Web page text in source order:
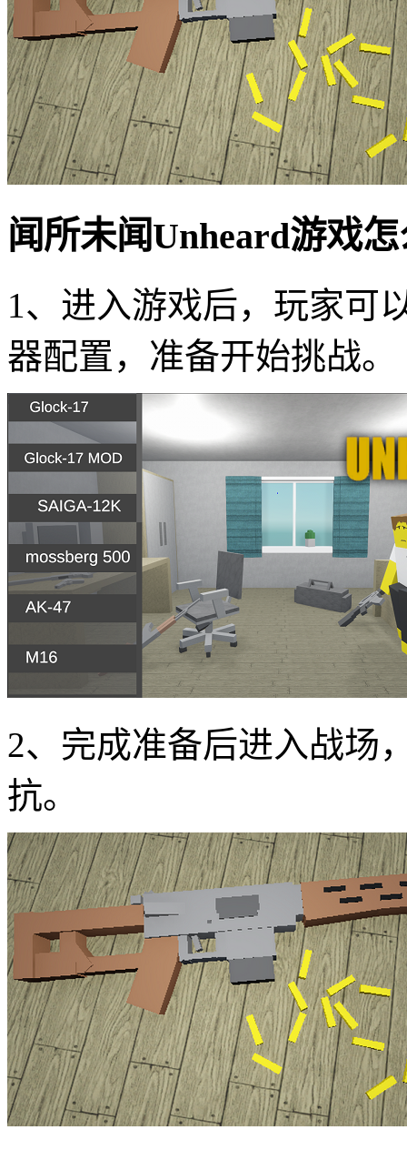
闻所未闻Unheard游戏
1、进入游戏后，玩家可
器配置，准备开始挑战。
2、完成准备后进入战场
抗。